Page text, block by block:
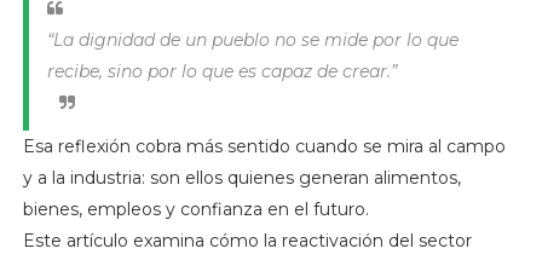
“La dignidad de un pueblo no se mide por lo que
recibe, sino por lo que es capaz de crear.”
Esa reflexión cobra más sentido cuando se mira al campo
y a la industria: son ellos quienes generan alimentos,
bienes, empleos y confianza en el futuro.
Este artículo examina cómo la reactivación del sector